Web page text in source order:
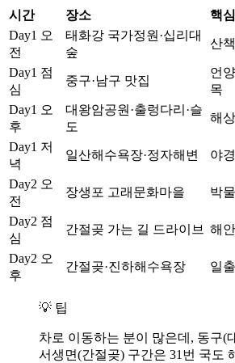
시간 장소
핵
Day1 오
전
태화강 국가정원·십리대
숲
산
Day1 점
심
중구·남구 맛집
언
목
Day1 오
후
대왕암공원·출렁다리·슬
도
해
Day1 저
녁
일산해수욕장·정자해변 야
Day2 오
전
장생포 고래문화마을 박
Day2 점
심
간절곶 가는 길 드라이브 해
Day2 오
후
간절곶·진하해수욕장 일
💡 팁
차로 이동하는 분이 많은데, 동구(
서생면(간절곶) 구간은 31번 국도